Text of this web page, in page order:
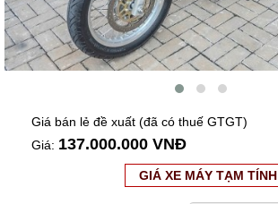
Giá bán lẻ đề xuất (đã có thuế GTGT)
Giá: 137.000.000 VNĐ
GIÁ XE MÁY TẠM TÍNH